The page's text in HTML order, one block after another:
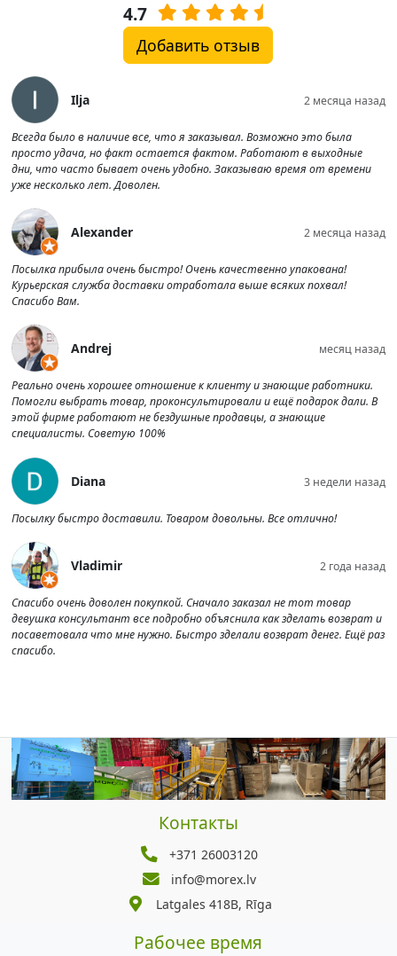
4.7
Добавить отзыв
Ilja 2 месяца назад
Всегда было в наличие все, что я заказывал. Возможно это была
просто удача, но факт остается фактом. Работают в выходные
дни, что часто бывает очень удобно. Заказываю время от времени
уже несколько лет. Доволен.
Alexander 2 месяца назад
Посылка прибыла очень быстро! Очень качественно упакована!
Курьерская служба доставки отработала выше всяких похвал!
Спасибо Вам.
Andrej месяц назад
Реально очень хорошее отношение к клиенту и знающие работники.
Помогли выбрать товар, проконсультировали и ещё подарок дали. В
этой фирме работают не бездушные продавцы, а знающие
специалисты. Советую 100%
Diana 3 недели назад
Посылку быстро доставили. Товаром довольны. Все отлично!
Vladimir 2 года назад
Спасибо очень доволен покупкой. Сначало заказал не тот товар
девушка консультант все подробно объяснила как зделать возврат и
посаветовала что мне нужно. Быстро зделали возврат денег. Ещё раз
спасибо.
Контакты
+371 26003120
info@morex.lv
Latgales 418B, Rīga
Рабочее время